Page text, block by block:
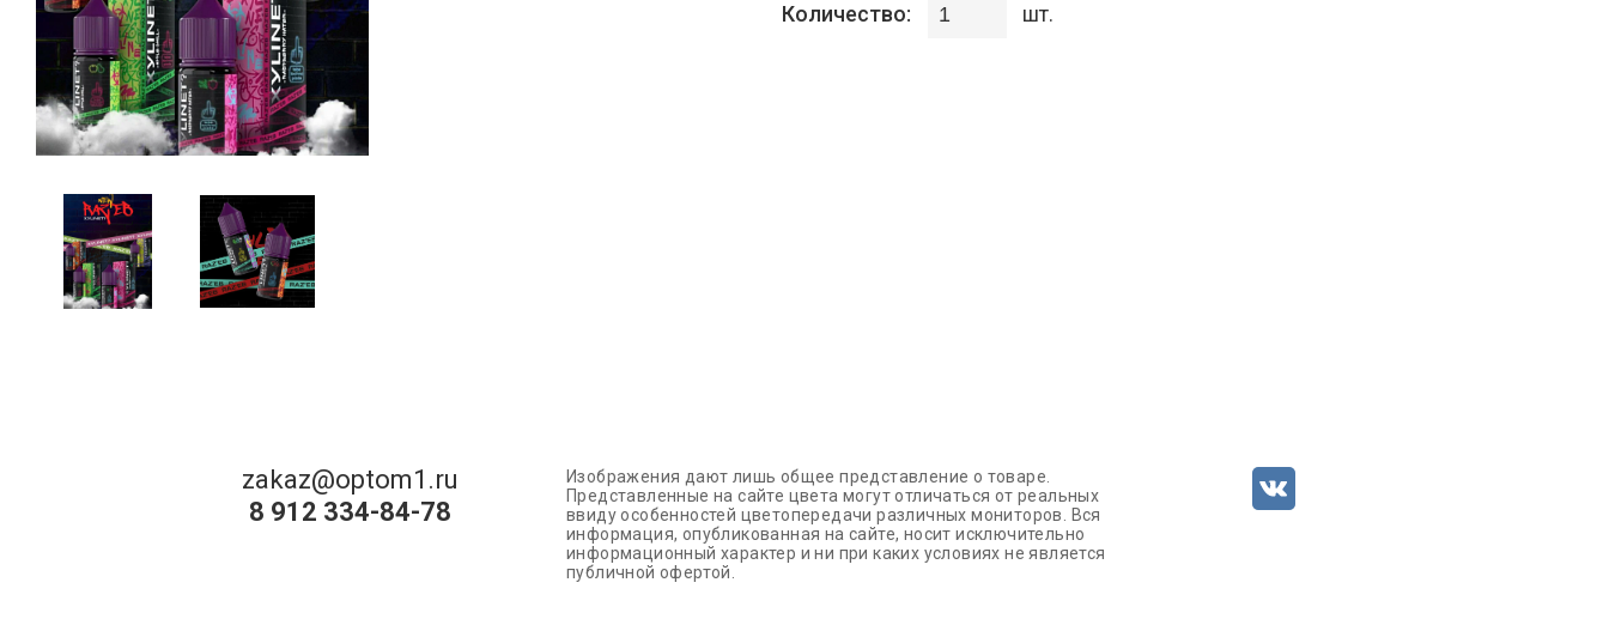
Количество: шт.
zakaz@optom1.ru
8 912 334-84-78
Изображения дают лишь общее представление о товаре.
Представленные на сайте цвета могут отличаться от реальных
ввиду особенностей цветопередачи различных мониторов. Вся
информация, опубликованная на сайте, носит исключительно
информационный характер и ни при каких условиях не является
публичной офертой.